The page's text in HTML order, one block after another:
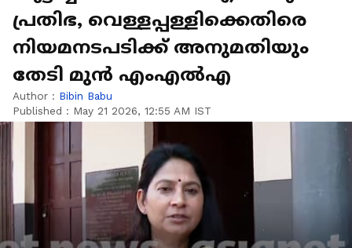
പ്രതിഭ, വെള്ളപ്പള്ളിക്കെതിരെ
നിയമനടപടിക്ക് അനുമതിയും
തേടി മുൻ എംഎൽഎ
Author : Bibin Babu
Published : May 21 2026, 12:55 AM IST